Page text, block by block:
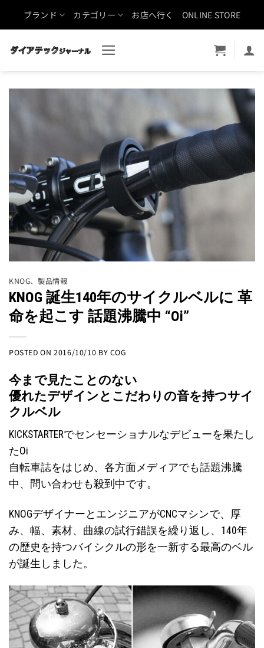
ブランド カテゴリー お店へ行く ONLINE STORE
KNOG、製品情報
KNOG 誕生140年のサイクルベルに 革
命を起こす 話題沸騰中 “Oi”
POSTED ON2016/10/10 BY COG
今まで見たことのない
優れたデザインとこだわりの音を持つサイ
クルベル
KICKSTARTERでセンセーショナルなデビューを果たし
たOi
自転車誌をはじめ、各方面メディアでも話題沸騰
中、問い合わせも殺到中です。
KNOGデザイナーとエンジニアがCNCマシンで、厚
み、幅、素材、曲線の試行錯誤を繰り返し、140年
の歴史を持つバイシクルの形を一新する最高のベル
が誕生しました。